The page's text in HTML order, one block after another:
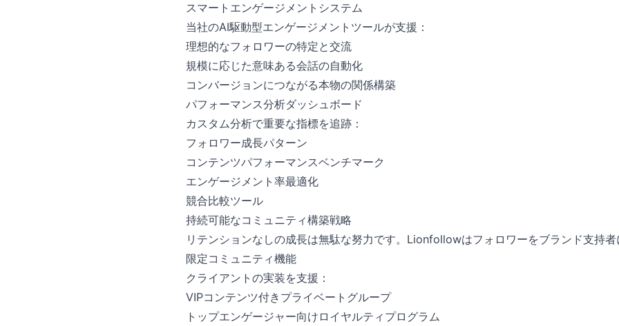
スマートエンゲージメントシステム
当社のAI駆動型エンゲージメントツールが支援：
理想的なフォロワーの特定と交流
規模に応じた意味ある会話の自動化
コンバージョンにつながる本物の関係構築
パフォーマンス分析ダッシュボード
カスタム分析で重要な指標を追跡：
フォロワー成長パターン
コンテンツパフォーマンスベンチマーク
エンゲージメント率最適化
競合比較ツール
持続可能なコミュニティ構築戦略
リテンションなしの成長は無駄な努力です。Lionfollowはフォロワーをブランド支持者
限定コミュニティ機能
クライアントの実装を支援：
VIPコンテンツ付きプライベートグループ
トップエンゲージャー向けロイヤルティプログラム